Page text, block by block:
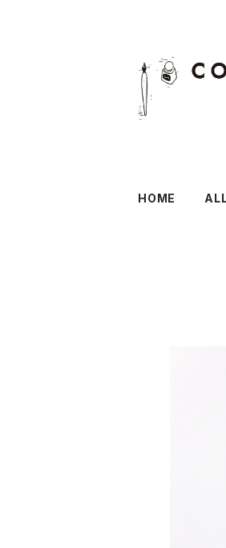
HOME